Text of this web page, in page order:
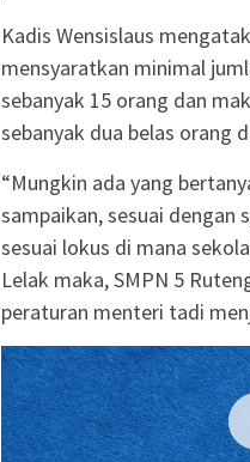
Kadis Wensislaus
mensyaratkan minimal
sebanyak 15 orang dan
sebanyak dua belas orang
“Mungkin ada yang
sampaikan, sesuai dengan
sesuai lokus di mana
Lelak maka, SMPN 5
peraturan menteri tadi